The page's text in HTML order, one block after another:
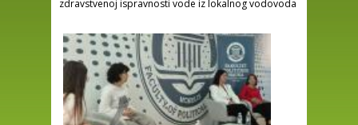
zdravstvenoj ispravnosti vode iz lokalnog vodovoda